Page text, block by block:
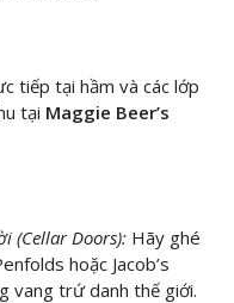
tiếp tại hầm và các lớp
tại Maggie Beer’s
(Cellar Doors): Hãy ghé
hoặc Jacob’s
vang trứ danh thế giới.